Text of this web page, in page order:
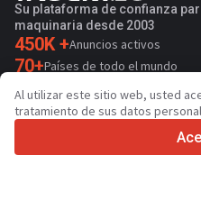
Su plataforma de confianza
maquinaria desde 2003
450K +Anuncios activos
70+Países de todo el mundo
36Idiomas admitidos
4.7/5
Al utilizar este sitio web, usted
tratamiento de sus datos